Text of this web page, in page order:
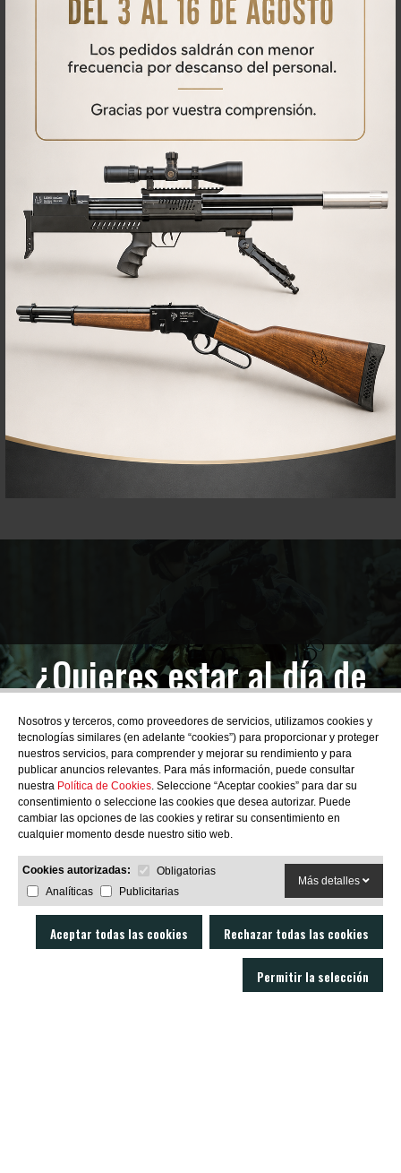
¿Quieres estar al día de
las novedades?
SUBSCRIBIRME
Nosotros y terceros, como proveedores de servicios, utilizamos cookies y
tecnologías similares (en adelante “cookies”) para proporcionar y proteger
nuestros servicios, para comprender y mejorar su rendimiento y para
publicar anuncios relevantes. Para más información, puede consultar
nuestra Política de Cookies. Seleccione “Aceptar cookies” para dar su
consentimiento o seleccione las cookies que desea autorizar. Puede
cambiar las opciones de las cookies y retirar su consentimiento en
cualquier momento desde nuestro sitio web.
Cookies autorizadas:
Obligatorias
Analíticas
Publicitarias
Más detalles
Aceptar todas las cookies Rechazar todas las cookies
Permitir la selección